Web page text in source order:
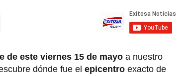
de este viernes 15 de mayo a nuestro
dónde fue el epicentro exacto de